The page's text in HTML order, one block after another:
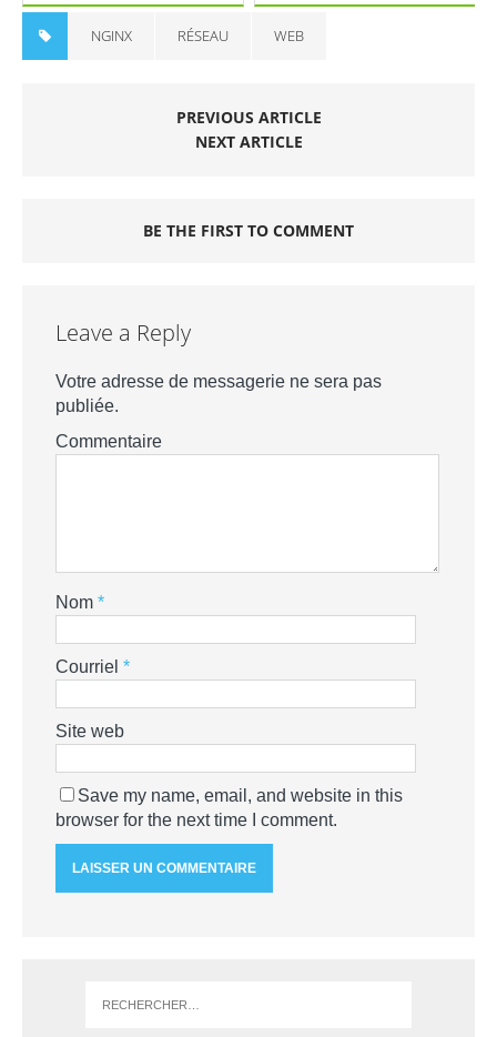
NGINX RÉSEAU WEB
PREVIOUS ARTICLE
NEXT ARTICLE
BE THE FIRST TO COMMENT
Leave a Reply
Votre adresse de messagerie ne sera pas
publiée.
Commentaire
Nom *
Courriel *
Site web
Save my name, email, and website in this
browser for the next time I comment.